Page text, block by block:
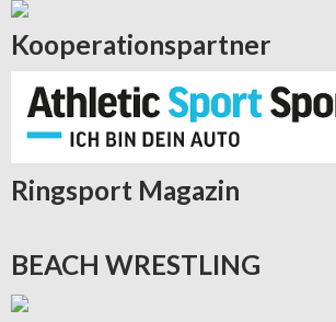
Kooperationspartner
Ringsport Magazin
BEACH WRESTLING